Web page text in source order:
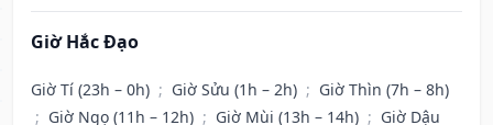
Giờ Hắc Đạo
Giờ Tí (23h – 0h) ; Giờ Sửu (1h – 2h) ; Giờ Thìn (7h – 8h)
; Giờ Ngọ (11h – 12h) ; Giờ Mùi (13h – 14h) ; Giờ Dậu